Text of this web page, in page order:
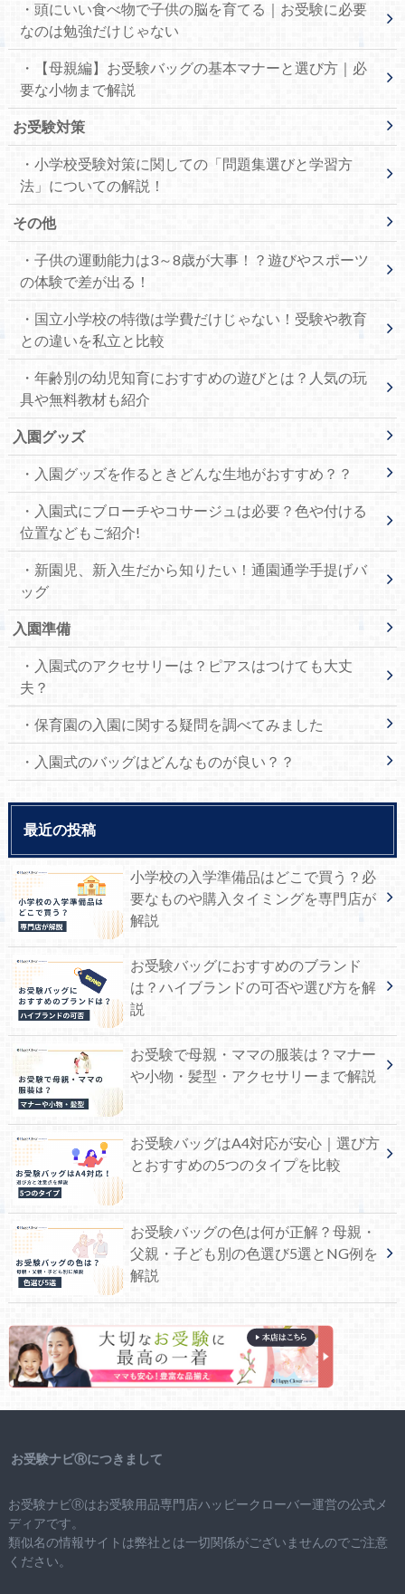
・頭にいい食べ物で子供の脳を育てる｜お受験に必要
なのは勉強だけじゃない
・【母親編】お受験バッグの基本マナーと選び方｜必
要な小物まで解説
お受験対策
・小学校受験対策に関しての「問題集選びと学習方
法」についての解説！
その他
・子供の運動能力は3～8歳が大事！？遊びやスポーツ
の体験で差が出る！
・国立小学校の特徴は学費だけじゃない！受験や教育
との違いを私立と比較
・年齢別の幼児知育におすすめの遊びとは？人気の玩
具や無料教材も紹介
入園グッズ
・入園グッズを作るときどんな生地がおすすめ？？
・入園式にブローチやコサージュは必要？色や付ける
位置などもご紹介!
・新園児、新入生だから知りたい！通園通学手提げバ
ッグ
入園準備
・入園式のアクセサリーは？ピアスはつけても大丈
夫？
・保育園の入園に関する疑問を調べてみました
・入園式のバッグはどんなものが良い？？
最近の投稿
小学校の入学準備品はどこで買う？必
要なものや購入タイミングを専門店が
解説
お受験バッグにおすすめのブランド
は？ハイブランドの可否や選び方を解
説
お受験で母親・ママの服装は？マナー
や小物・髪型・アクセサリーまで解説
お受験バッグはA4対応が安心｜選び方
とおすすめの5つのタイプを比較
お受験バッグの色は何が正解？母親・
父親・子ども別の色選び5選とNG例を
解説
お受験ナビⓇにつきまして
お受験ナビⓇはお受験用品専門店ハッピークローバー運営の公式メ
ディアです。
類似名の情報サイトは弊社とは一切関係がございませんのでご注意
ください。